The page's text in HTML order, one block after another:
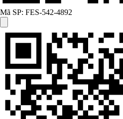
Mã SP: FES-542-4892